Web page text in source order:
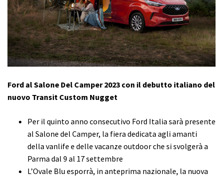
Ford al Salone Del Camper 2023 con il debutto italiano del
nuovo Transit Custom Nugget
Per il quinto anno consecutivo Ford Italia sarà presente
al Salone del Camper, la fiera dedicata agli amanti
della vanlife e delle vacanze outdoor che si svolgerà a
Parma dal 9 al 17 settembre
L’Ovale Blu esporrà, in anteprima nazionale, la nuova